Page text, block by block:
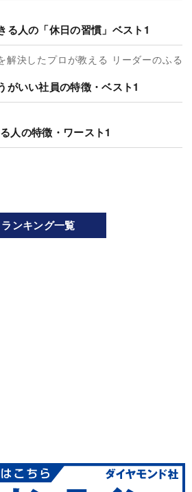
る人の「休日の習慣」ベスト1
解決したプロが教える リーダーのふる
がいい社員の特徴・ベスト1
人の特徴・ワースト1
ランキング一覧